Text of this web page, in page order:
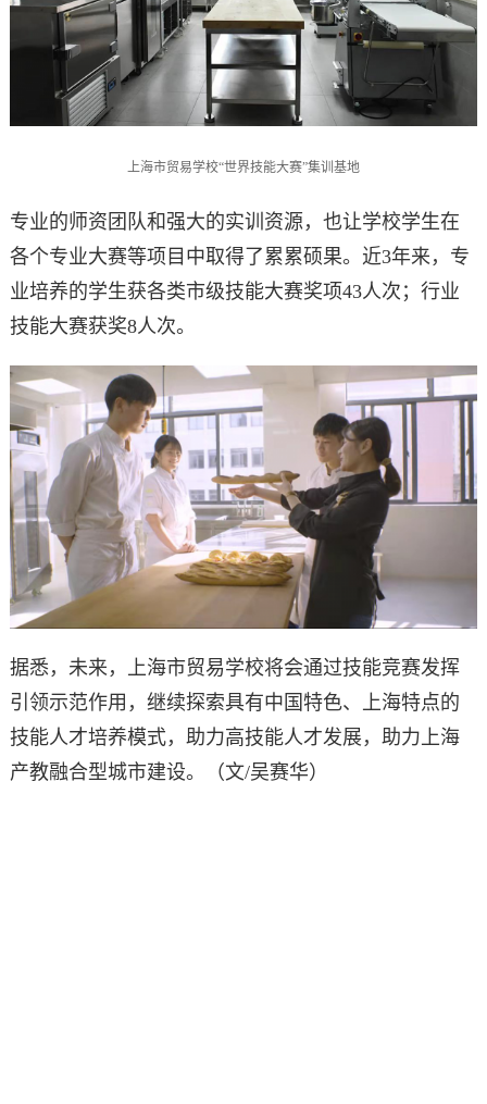
上海市贸易学校“世界技能大赛”集训基地
专业的师资团队和强大的实训资源，也让学校学生在
各个专业大赛等项目中取得了累累硕果。近3年来，专
业培养的学生获各类市级技能大赛奖项43人次；行业
技能大赛获奖8人次。
据悉，未来，上海市贸易学校将会通过技能竞赛发挥
引领示范作用，继续探索具有中国特色、上海特点的
技能人才培养模式，助力高技能人才发展，助力上海
产教融合型城市建设。（文/吴赛华）